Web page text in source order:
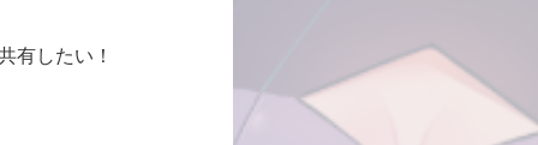
有したい！